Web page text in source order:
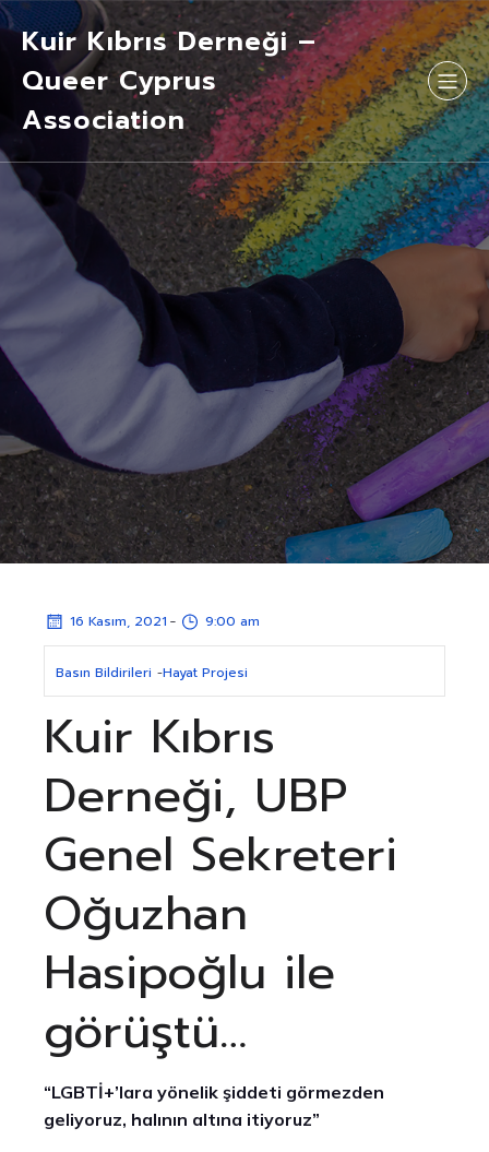
Kuir Kıbrıs Derneği –
Queer Cyprus
Association
16 Kasım, 2021 - 9:00 am
Basın Bildirileri -Hayat Projesi
Kuir Kıbrıs
Derneği, UBP
Genel Sekreteri
Oğuzhan
Hasipoğlu ile
görüştü…
“LGBTİ+’lara yönelik şiddeti görmezden
geliyoruz, halının altına itiyoruz”